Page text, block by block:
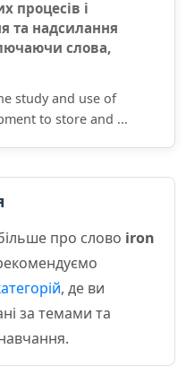
процесів і
та надсилання
слова,
study and use of
to store and ...
про слово iron
, де ви
за темами та